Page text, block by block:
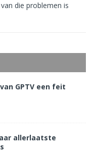
die problemen is
GPTV een feit
allerlaatste